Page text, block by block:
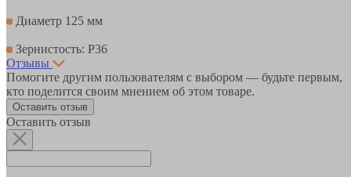
Диаметр 125 мм
Зернистость: Р36
Отзывы
Помогите другим пользователям с выбором — будьте первым,
кто поделится своим мнением об этом товаре.
Оставить отзыв
Оставить отзыв